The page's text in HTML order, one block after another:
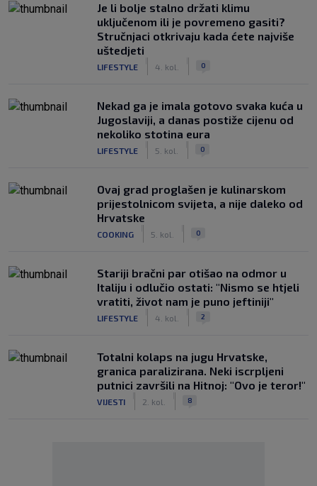
Je li bolje stalno držati klimu
uključenom ili je povremeno gasiti?
Stručnjaci otkrivaju kada ćete najviše
uštedjeti
LIFESTYLE 4. kol. 0
Nekad ga je imala gotovo svaka kuća u
Jugoslaviji, a danas postiže cijenu od
nekoliko stotina eura
LIFESTYLE 5. kol. 0
Ovaj grad proglašen je kulinarskom
prijestolnicom svijeta, a nije daleko od
Hrvatske
COOKING 5. kol. 0
Stariji bračni par otišao na odmor u
Italiju i odlučio ostati: "Nismo se htjeli
vratiti, život nam je puno jeftiniji"
LIFESTYLE 4. kol. 2
Totalni kolaps na jugu Hrvatske,
granica paralizirana. Neki iscrpljeni
putnici završili na Hitnoj: "Ovo je teror!"
VIJESTI 2. kol. 8